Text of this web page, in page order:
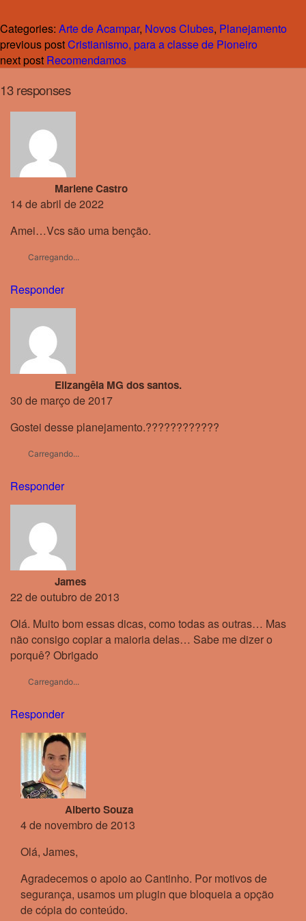
Categories: Arte de Acampar, Novos Clubes, Planejamento
previous postCristianismo, para a classe de Pioneiro
next post Recomendamos
13 responses
Marlene Castro
14 de abril de 2022
Amei…Vcs são uma benção.
Carregando...
Responder
Elizangêla MG dos santos.
30 de março de 2017
Gostei desse planejamento.????????????
Carregando...
Responder
James
22 de outubro de 2013
Olá. Muito bom essas dicas, como todas as outras… Mas
não consigo copiar a maioria delas… Sabe me dizer o
porquê? Obrigado
Carregando...
Responder
Alberto Souza
4 de novembro de 2013
Olá, James,
Agradecemos o apoio ao Cantinho. Por motivos de
segurança, usamos um plugin que bloqueia a opção
de cópia do conteúdo.